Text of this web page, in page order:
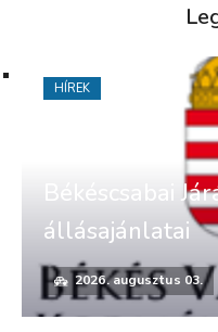
Békéscsabai
állásajánlatai
2026. augusztus 03.
HÍREK